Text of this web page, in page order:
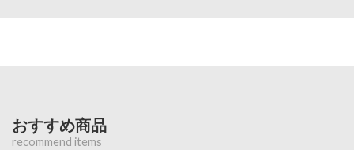
おすすめ商品
recommend items